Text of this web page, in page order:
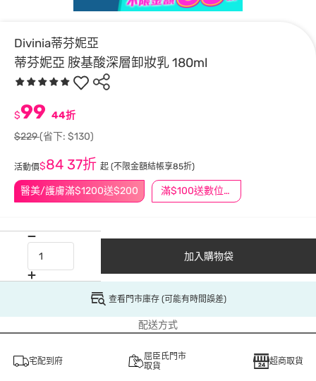
Divinia蒂芬妮亞
蒂芬妮亞 胺基酸深層卸妝乳 180ml
醫美/護膚滿$1200送$200 滿$100送數位印花
$99 44折
$229(省下: $130)
活動價$84 37折 起 (不限金額結帳享85折)
加入購物袋
查看門市庫存 (可能有時間誤差)
配送方式
宅配到府
屈臣氏門市
取貨
超商取貨